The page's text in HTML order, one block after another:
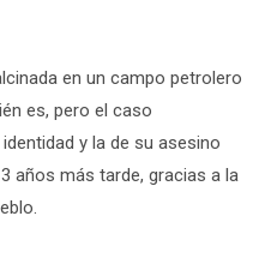
en un campo petrolero
es, pero el caso
y la de su asesino
años más tarde, gracias a la